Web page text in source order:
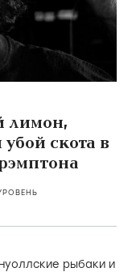
лимон,
скота в
рыбаки и